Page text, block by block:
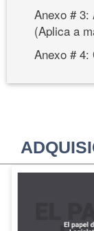
Anexo # 3:
(Aplica a
Anexo # 4: